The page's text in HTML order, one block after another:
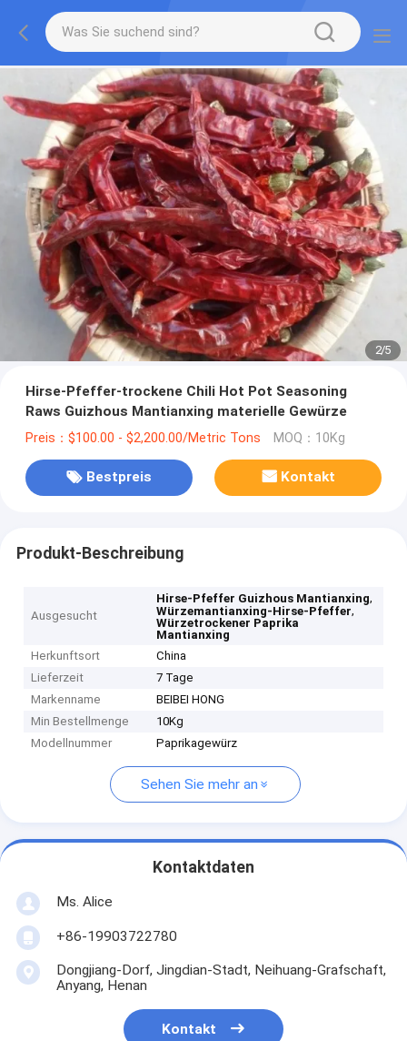
2/5
Hirse-Pfeffer-trockene Chili Hot Pot Seasoning
Raws Guizhous Mantianxing materielle Gewürze
Preis：$100.00 - $2,200.00/Metric Tons MOQ：10Kg
Bestpreis Kontakt
Produkt-Beschreibung
Ausgesucht
Hirse-Pfeffer Guizhous Mantianxing,
Würzemantianxing-Hirse-Pfeffer,
Würzetrockener Paprika
Mantianxing
Herkunftsort
China
Lieferzeit
7 Tage
Markenname
BEIBEI HONG
Min Bestellmenge
10Kg
Modellnummer
Paprikagewürz
Sehen Sie mehr an
Kontaktdaten
Ms. Alice
+86-19903722780
Dongjiang-Dorf, Jingdian-Stadt, Neihuang-Grafschaft,
Anyang, Henan
Kontakt